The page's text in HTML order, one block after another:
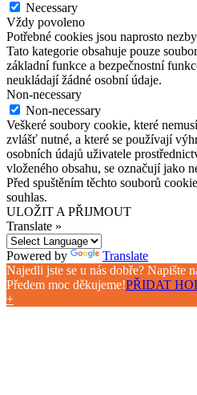
Necessary
Vždy povoleno
Potřebné cookies jsou naprosto
Tato kategorie obsahuje pouze
základní funkce a bezpečnostní
neukládají žádné osobní údaje.
Non-necessary
Non-necessary
Veškeré soubory cookie, které
zvlášť nutné, a které se používají
osobních údajů uživatele
vloženého obsahu, se označují jako
Před spuštěním těchto souborů
souhlas.
ULOŽIT A PŘIJMOUT
Translate »
Powered by
Translate
Najedli jste se u nás dobře? Napište
Předem moc děkujeme!PŘIDAT
+